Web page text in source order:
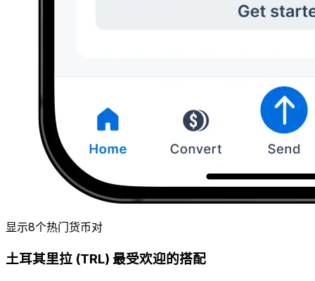
显示8个热门货币对
土耳其里拉 (TRL) 最受欢迎的搭配